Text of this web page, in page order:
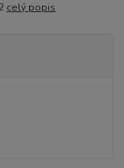
celý popis